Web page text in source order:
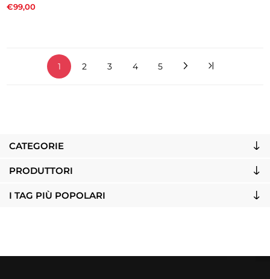
CATEGORIE
PRODUTTORI
I TAG PIÙ POPOLARI
€99,00
1 2 3 4 5